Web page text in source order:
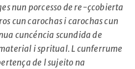
nun porcesso de re-çcobierta
cun carochas i carochas cun
cuncéncia scundida de
i spritual. L cunferrume
de l sujeito na